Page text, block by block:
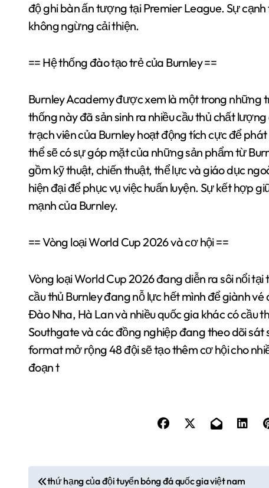
độ ghi bàn ấn tượng tại Premier League. Sự
không ngừng cải thiện.
== Hệ thống đào tạo trẻ của Burnley ==
Burnley Academy được xem là một trong những
thống này đã sản sinh ra nhiều cầu thủ chất
trạch viên của Burnley hoạt động tích cực để
thể sẽ có sự góp mặt của những sản phẩm từ
gồm kỹ thuật, chiến thuật, thể lực và giáo dục
hiện đại để phục vụ việc huấn luyện. Sự kết hợp
mạnh của Burnley.
== Vòng loại World Cup 2026 và cơ hội ==
Vòng loại World Cup 2026 đang diễn ra sôi nổi
cầu thủ Burnley đang nỗ lực hết mình để giành
Đào Nha, Hà Lan và nhiều quốc gia khác có cầu
Southgate và các đồng nghiệp đang theo dõi
format mở rộng 48 đội sẽ tạo thêm cơ hội cho
đoạn t
Đ thứ hạng của đội tuyển bóng đá quốc gia việt nam